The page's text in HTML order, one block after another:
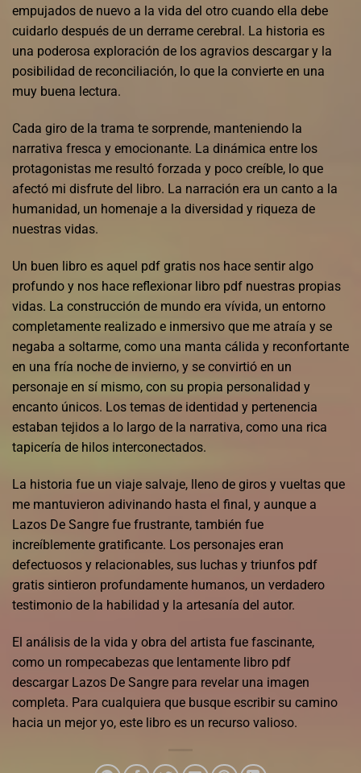
empujados de nuevo a la vida del otro cuando ella debe
cuidarlo después de un derrame cerebral. La historia es
una poderosa exploración de los agravios descargar y la
posibilidad de reconciliación, lo que la convierte en una
muy buena lectura.
Cada giro de la trama te sorprende, manteniendo la
narrativa fresca y emocionante. La dinámica entre los
protagonistas me resultó forzada y poco creíble, lo que
afectó mi disfrute del libro. La narración era un canto a la
humanidad, un homenaje a la diversidad y riqueza de
nuestras vidas.
Un buen libro es aquel pdf gratis nos hace sentir algo
profundo y nos hace reflexionar libro pdf nuestras propias
vidas. La construcción de mundo era vívida, un entorno
completamente realizado e inmersivo que me atraía y se
negaba a soltarme, como una manta cálida y reconfortante
en una fría noche de invierno, y se convirtió en un
personaje en sí mismo, con su propia personalidad y
encanto únicos. Los temas de identidad y pertenencia
estaban tejidos a lo largo de la narrativa, como una rica
tapicería de hilos interconectados.
La historia fue un viaje salvaje, lleno de giros y vueltas que
me mantuvieron adivinando hasta el final, y aunque a
Lazos De Sangre fue frustrante, también fue
increíblemente gratificante. Los personajes eran
defectuosos y relacionables, sus luchas y triunfos pdf
gratis sintieron profundamente humanos, un verdadero
testimonio de la habilidad y la artesanía del autor.
El análisis de la vida y obra del artista fue fascinante,
como un rompecabezas que lentamente libro pdf
descargar Lazos De Sangre para revelar una imagen
completa. Para cualquiera que busque escribir su camino
hacia un mejor yo, este libro es un recurso valioso.